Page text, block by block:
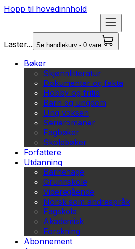
Hopp til hovedinnhold
Laster... Se handlekurv - 0 vare
Bøker
Skjønnlitteratur
Dokumentar og fakta
Hobby og fritid
Barn og ungdom
Ung voksen
Serieromaner
Fagbøker
Skolebøker
Forfattere
Utdanning
Barnehage
Grunnskole
Videregående
Norsk som andrespråk
Fagskole
Akademisk
Forskning
Abonnement